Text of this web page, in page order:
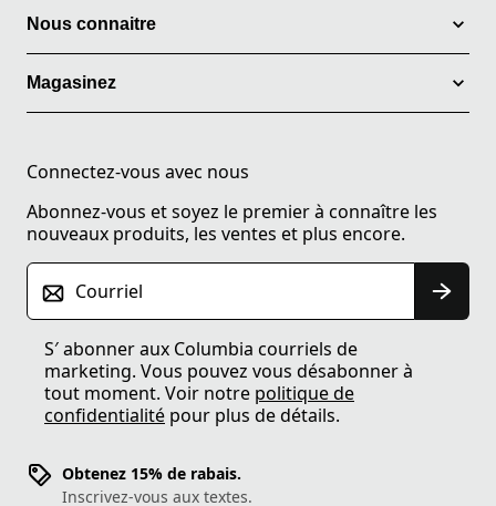
Nous connaitre
Magasinez
Connectez-vous avec nous
Abonnez-vous et soyez le premier à connaître les
nouveaux produits, les ventes et plus encore.
Courriel
S′ abonner aux Columbia courriels de
marketing. Vous pouvez vous désabonner à
tout moment. Voir notre politique de
confidentialité pour plus de détails.
Obtenez 15% de rabais.
Inscrivez-vous aux textes.